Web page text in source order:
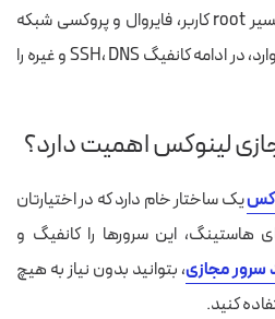
را برای مسیر root کاربر، فایروال و پروکسی شبکه
یاد خواهید گرفت. در کنار این موارد، در ادامه کانفیگ SSH، DNS و غیره را
لینوکس اهمیت دارد؟
یک ساختار خام دارد که در اختیارتان
هاستینگ، این سرورها را کانفیگ و
سرور مجازی، بتوانید بدون نیاز به هیچ
کنید.